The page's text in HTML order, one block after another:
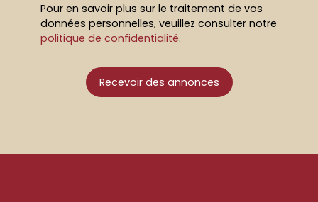
Pour en savoir plus sur le traitement de vos
données personnelles, veuillez consulter notre
politique de confidentialité.
Recevoir des annonces